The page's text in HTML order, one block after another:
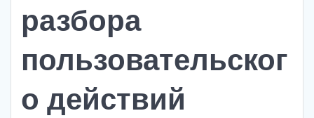
разбора
пользовательског
о действий